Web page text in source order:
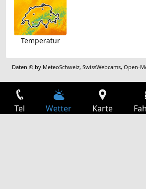
Temperatur
Daten © by MeteoSchweiz,SwissWebcams,Open-
Tel Wetter Karte